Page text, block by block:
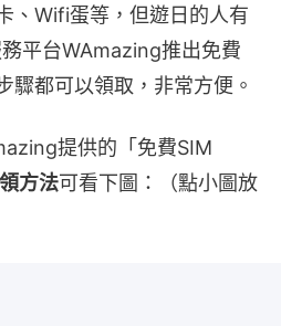
、Wifi蛋等，但遊日的人有
平台WAmazing推出免費
驟都可以領取，非常方便。
提供的「免費SIM
方法可看下圖：（點小圖放